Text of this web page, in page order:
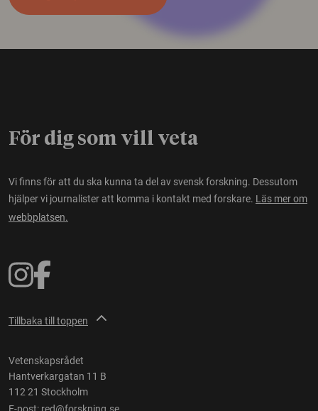
För dig som vill veta
Vi finns för att du ska kunna ta del av svensk forskning. Dessutom
hjälper vi journalister att komma i kontakt med forskare. Läs mer om
webbplatsen.
Tillbaka till toppen
Vetenskapsrådet
Hantverkargatan 11 B
112 21 Stockholm